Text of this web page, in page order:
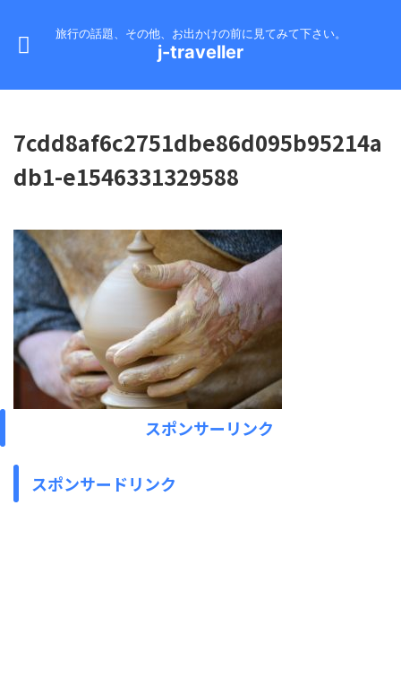
旅行の話題、その他、お出かけの前に見てみて下さい。
j-traveller
7cdd8af6c2751dbe86d095b95214a
db1-e1546331329588
スポンサーリンク
スポンサードリンク